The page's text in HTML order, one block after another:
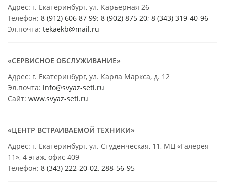
Адрес: г. Екатеринбург, ул. Карьерная 26
Телефон: 8 (912) 606 87 99; 8 (902) 875 20; 8 (343) 319-40-96
Эл.почта: tekaekb@mail.ru
«СЕРВИСНОЕ ОБСЛУЖИВАНИЕ»
Адрес: г. Екатеринбург, ул. Карла Маркса, д. 12
Эл.почта: info@svyaz-seti.ru
Сайт: www.svyaz-seti.ru
«ЦЕНТР ВСТРАИВАЕМОЙ ТЕХНИКИ»
Адрес: г. Екатеринбург, ул. Студенческая, 11, МЦ «Галерея
11», 4 этаж, офис 409
Телефон: 8 (343) 222-20-02, 288-56-95